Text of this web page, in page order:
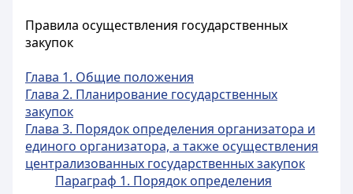
Правила осуществления государственных
закупок
Глава 1. Общие положения
Глава 2. Планирование государственных
закупок
Глава 3. Порядок определения организатора и
единого организатора, а также осуществления
централизованных государственных закупок
Параграф 1. Порядок определения